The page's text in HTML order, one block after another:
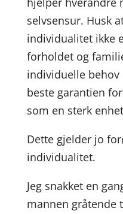
selvsensur. Husk
individualitet ikke
forholdet og
individuelle
beste garantien
som en sterk
Dette gjelder jo
individualitet.
Jeg snakket en
mannen gråtende